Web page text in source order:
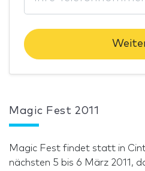
Magic Fest 2011
Magic Fest findet statt in
nächsten 5 bis 6 März 2011,